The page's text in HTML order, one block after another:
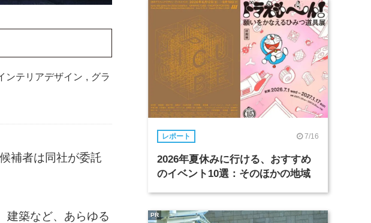
ンテリアデザイン , グラ
補者は同社が委託
建築など、あらゆる
レポート 7/16
2026年夏休みに行ける、おすすめ
のイベント10選：そのほかの地域
PR